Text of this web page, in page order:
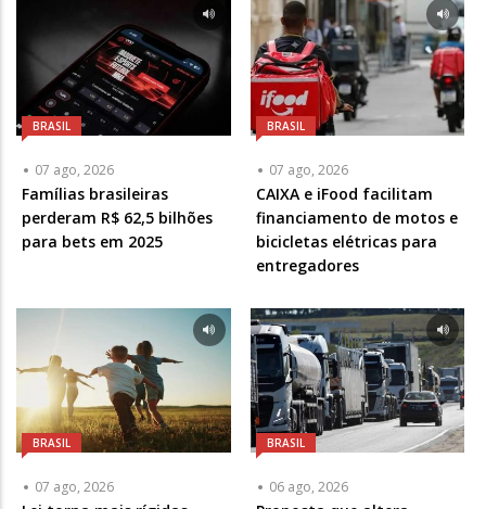
BRASIL
07 ago, 2026
Famílias brasileiras
perderam R$ 62,5 bilhões
para bets em 2025
BRASIL
07 ago, 2026
CAIXA e iFood facilitam
financiamento de motos e
bicicletas elétricas para
entregadores
BRASIL
07 ago, 2026
BRASIL
06 ago, 2026